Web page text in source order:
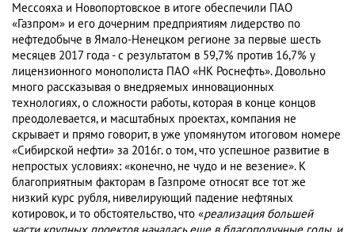
Мессояха и Новопортовское в итоге обеспечили ПАО
«Газпром» и его дочерним предприятиям лидерство по
нефтедобыче в Ямало-Ненецком регионе за первые шесть
месяцев 2017 года - с результатом в 59,7% против 16,7% у
лицензионного монополиста ПАО «НК Роснефть». Довольно
много рассказывая о внедряемых инновационных
технологиях, о сложности работы, которая в конце концов
преодолевается, и масштабных проектах, компания не
скрывает и прямо говорит, в уже упомянутом итоговом номере
«Сибирской нефти» за 2016г. о том, что успешное развитие в
непростых условиях: «конечно, не чудо и не везение». К
благоприятным факторам в Газпроме относят все тот же
низкий курс рубля, нивелирующий падение нефтяных
котировок, и то обстоятельство, что «реализация большей